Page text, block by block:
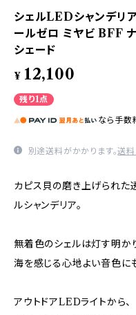
シェルLEDシャンデ
ールゼロ ミヤビ BFF
シェード
¥ 12,100
残り1点
なら 手数
別途送料がかかります。送料
カピス貝の磨き上げられた
ルシャンデリア。
無着色のシェルは灯す明か
海を感じる心地よい音色に
アウトドアLEDライトから、